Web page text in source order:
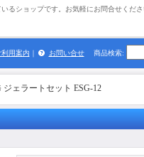
るショップです。お気軽にお問合せくださ
利用案内 ｜ お問い合せ 商品検索:
ジェラートセット ESG-12